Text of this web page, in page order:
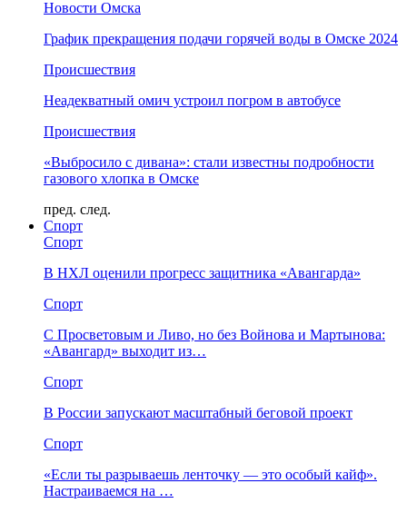
Новости Омска
График прекращения подачи горячей воды в Омске 2024
Происшествия
Неадекватный омич устроил погром в автобусе
Происшествия
«Выбросило с дивана»: стали известны подробности
газового хлопка в Омске
пред. след.
Спорт
Спорт
В НХЛ оценили прогресс защитника «Авангарда»
Спорт
С Просветовым и Ливо, но без Войнова и Мартынова:
«Авангард» выходит из…
Спорт
В России запускают масштабный беговой проект
Спорт
«Если ты разрываешь ленточку — это особый кайф».
Настраиваемся на …